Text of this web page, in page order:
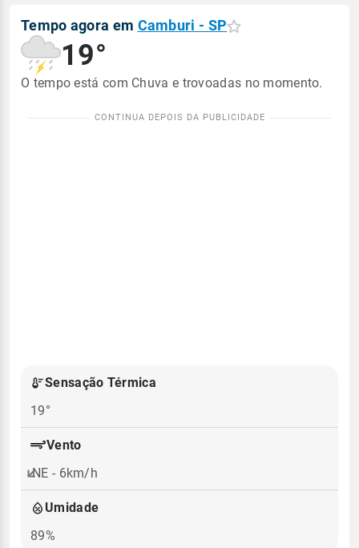
Tempo agora em Camburi - SP
19°
O tempo está com Chuva e trovoadas no momento.
Sensação Térmica
19°
Vento
NE - 6km/h
Umidade
89%